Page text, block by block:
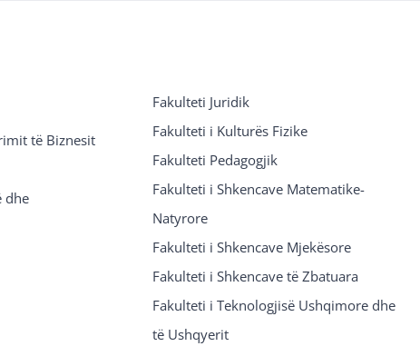
të Biznesit
dhe
Fakulteti Juridik
Fakulteti i Kulturës Fizike
Fakulteti Pedagogjik
Fakulteti i Shkencave Matematike-
Natyrore
Fakulteti i Shkencave Mjekësore
Fakulteti i Shkencave të Zbatuara
Fakulteti i Teknologjisë Ushqimore dhe
të Ushqyerit